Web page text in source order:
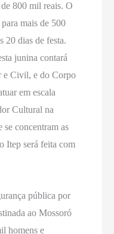
800 mil reais. O
mais de 500
20 dias de festa.
junina contará
e Civil, e do Corpo
em escala
Cultural na
concentram as
Itep será feita com
pública por
ao Mossoró
homens e